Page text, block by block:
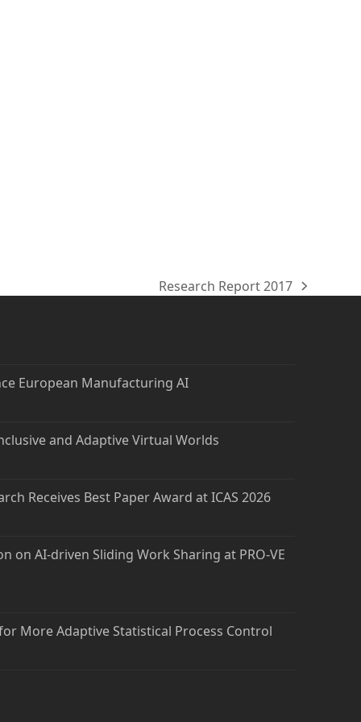
Nächster
Research Report 2017
European Manufacturing AI
and Adaptive Virtual Worlds
Receives Best Paper Award at ICAS 2026
on AI-driven Sliding Work Sharing at PRO-VE
More Adaptive Statistical Process Control